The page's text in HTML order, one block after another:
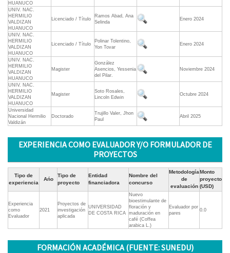
HUANUCO
UNIV. NAC.
HERMILIO
VALDIZAN
HUANUCO
Licenciado / Título
Ramos Abad, Ana
Selinda
Enero 2024
UNIV. NAC.
HERMILIO
VALDIZAN
HUANUCO
Licenciado / Título
Polinar Tolentino,
Yon Tovar
Enero 2024
UNIV. NAC.
HERMILIO
VALDIZAN
HUANUCO
Magister
González
Asencios, Yessenia
del Pilar.
Noviembre 2024
UNIV. NAC.
HERMILIO
VALDIZAN
HUANUCO
Magister
Soto Rosales,
Lincoln Edwin
Octubre 2024
Universidad
Nacional Hermilio
Valdizán
Doctorado
Trujillo Valer, Jhon
Paul
Abril 2025
EXPERIENCIA COMO EVALUADOR Y/O FORMULADOR DE
PROYECTOS
Tipo de
experiencia
Ańo
Tipo de
proyecto
Entidad
financiadora
Nombre del
concurso
Metodología
de
evaluación
Monto
proyecto
(USD)
Experiencia
como
Evaluador
2021
Proyectos de
investigación
aplicada
UNIVERSIDAD
DE COSTA RICA
Nuevo
bioestimulante de
floración y
maduración en
café (Coffea
arabica L.)
Evaluador por
pares
0.0
FORMACIÓN ACADÉMICA (FUENTE: SUNEDU)